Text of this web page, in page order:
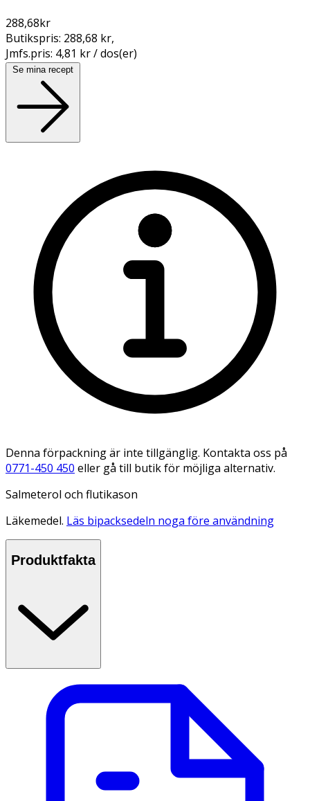
288,68kr
Butikspris: 288,68 kr,
Jmfs.pris: 4,81 kr / dos(er)
Se mina recept
Denna förpackning är inte tillgänglig. Kontakta oss på
0771-450 450 eller gå till butik för möjliga alternativ.
Salmeterol och flutikason
Läkemedel. Läs bipacksedeln noga före användning
Produktfakta